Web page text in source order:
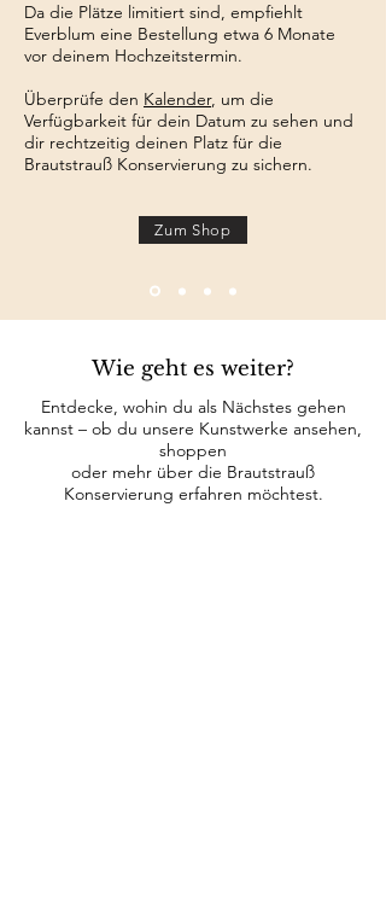
Da die Plätze limitiert sind, empfiehlt
Everblum eine Bestellung etwa 6 Monate
vor deinem Hochzeitstermin.
Überprüfe den Kalender, um die
Verfügbarkeit für dein Datum zu sehen und
dir rechtzeitig deinen Platz für die
Brautstrauß Konservierung zu sichern.
Zum Shop
Wie geht es weiter?
Entdecke, wohin du als Nächstes gehen
kannst – ob du unsere Kunstwerke ansehen,
shoppen
oder mehr über die Brautstrauß
Konservierung erfahren möchtest.